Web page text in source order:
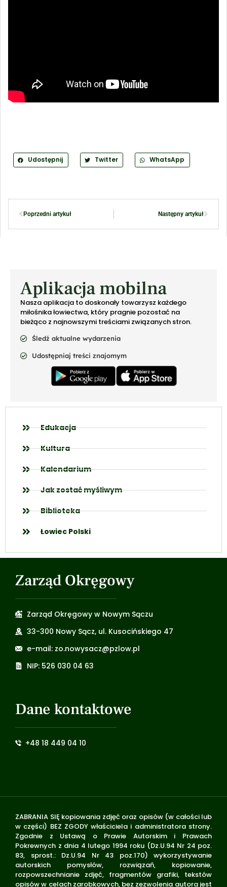
Udostępnij Twitter WhatsApp
Poprzedni artykuł Następny artykuł
Aplikacja mobilna
Nasza aplikacja to doskonały towarzysz każdego
miłośnika łowiectwa, który pragnie pozostać na
bieżąco z najnowszymi treściami związanych stron.
Śledź aktualne wydarzenia
Udostępniaj treści znajomym
Edukacja
Kultura
Kalendarium
Jak zostać myśliwym
Biblioteka
Łowiec Polski
Zarząd Okręgowy
Zarząd Okręgowy w Nowym Sączu
33-300 Nowy Sącz, ul. Kusocińskiego 47
e-mail: zo.nowysacz@pzlow.pl
NIP: 526 030 04 63
Dane kontaktowe
+48 18 449 04 10
ZABRANIA SIĘ kopiowania zdjęć oraz opisów (w całości lub
w części) BEZ ZGODY właściciela i administratora strony.
Zgodnie z Ustawą o Prawie Autorskim i Prawach
Pokrewnych z dnia 4 lutego 1994 roku (Dz.U.94 Nr 24 poz.
83, sprost.: Dz.U.94 Nr 43 poz.170) wykorzystywanie
autorskich pomysłów, rozwiązań, kopiowanie,
rozpowszechnianie zdjęć, fragmentów grafiki, tekstów
opisów w celach zarobkowych, bez zezwolenia autora jest